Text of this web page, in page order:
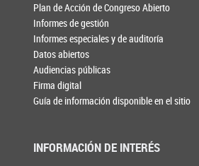
Plan de Acción de Congreso Abierto
Informes de gestión
Informes especiales y de auditoría
Datos abiertos
Audiencias públicas
Firma digital
Guía de información disponible en el sitio
INFORMACIÓN DE INTERÉS